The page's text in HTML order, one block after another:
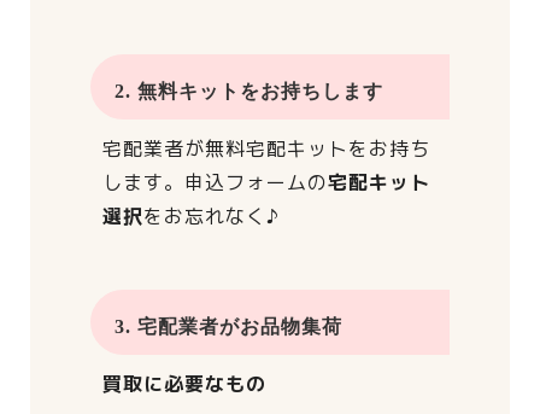
2. 無料キットをお持ちします
宅配業者が無料宅配キットをお持ち
します。 申込フォームの宅配キット
選択をお忘れなく♪
3. 宅配業者がお品物集荷
買取に必要なもの